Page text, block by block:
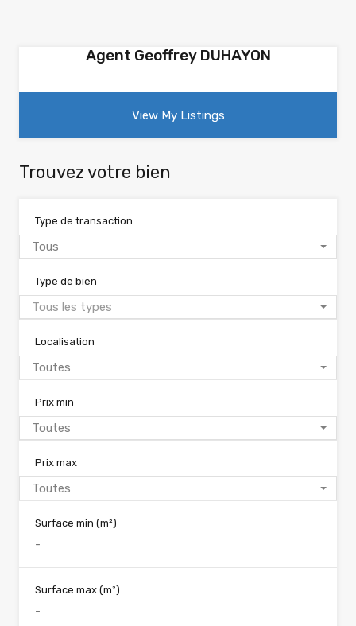
Agent Geoffrey DUHAYON
View My Listings
Trouvez votre bien
Type de transaction
Tous
Type de bien
Tous les types
Localisation
Toutes
Prix min
Toutes
Prix max
Toutes
Surface min (m²)
Surface max (m²)